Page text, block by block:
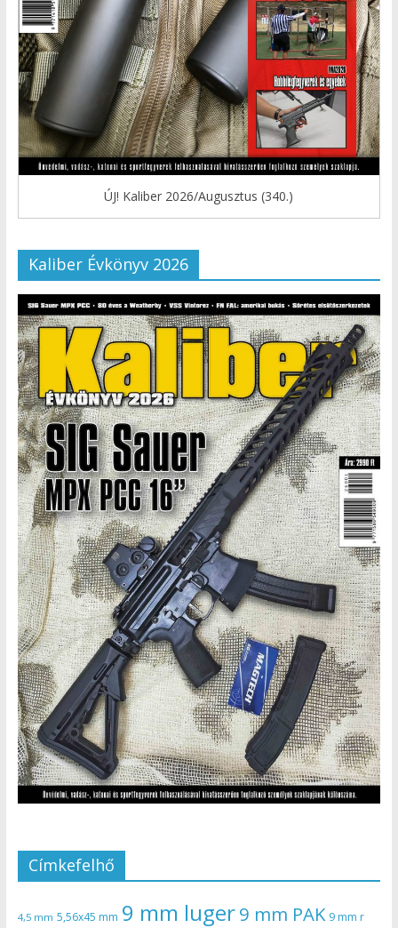
ÚJ! Kaliber 2026/Augusztus (340.)
Kaliber Évkönyv 2026
Címkefelhő
4,5 mm 5,56x45 mm 9 mm luger9 mm PAK 9 mm r